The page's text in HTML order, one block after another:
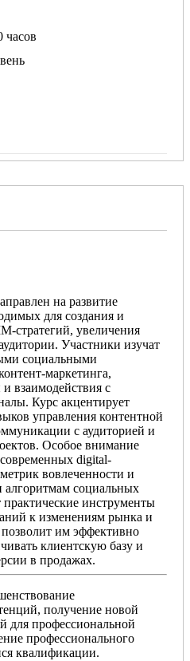
на развитие
для создания и
стратегий, увеличения
Участники изучат
социальными
маркетинга,
взаимодействия с
Курс акцентирует
управления контентной
с аудиторией и
Особое внимание
digital-
вовлеченности и
алгоритмам социальных
инструменты
к изменениям рынка и
им эффективно
клиентскую базу и
в продажах.
получение новой
для профессиональной
профессионального
квалификации.
часов